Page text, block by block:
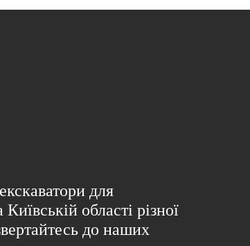
для
області різної
до наших